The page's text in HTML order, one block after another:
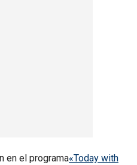
en el programa«Today with